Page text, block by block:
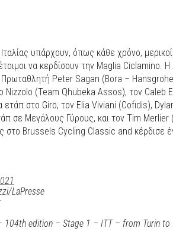
υπάρχουν, όπως κάθε χρόνο,
να κερδίσουν την Maglia Ciclamino. Η
Peter Sagan (Bora –
Nizzolo (Team Qhubeka Assos), τον Caleb
ετάπ στο Giro, τον Elia Viviani (Cofidis),
σε Μεγάλους Γύρους, και τον Tim
στο Brussels Cycling Classic and κέρδισε
LaPresse
104th edition – Stage 1 – ITT – from Turin to